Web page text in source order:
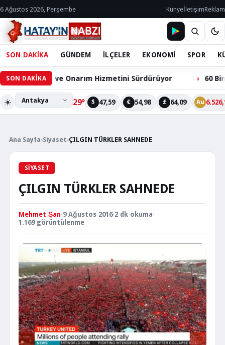
6 Ağustos 2026, Perşembe KünyeİletişimReklam
SON DAKİKA GÜNDEM İLÇELER EKONOMİ SPOR
SON DAKİKA
ve Onarım Hizmetini Sürdürüyor 60 Bin
☀️ 29° $ 47,59 € 54,98 £ 64,09 Au
Ana Sayfa›Siyaset›ÇILGIN TÜRKLER SAHNEDE
SIYASET
ÇILGIN TÜRKLER SAHNEDE
Mehmet Şan·9 Ağustos 2016·2 dk okuma·
1.169 görüntülenme